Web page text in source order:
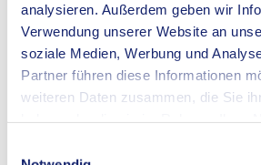
analysieren. Außerdem geben wir
Verwendung unserer Website an
soziale Medien, Werbung und
Partner führen diese Informationen
weiteren Daten zusammen, die Sie